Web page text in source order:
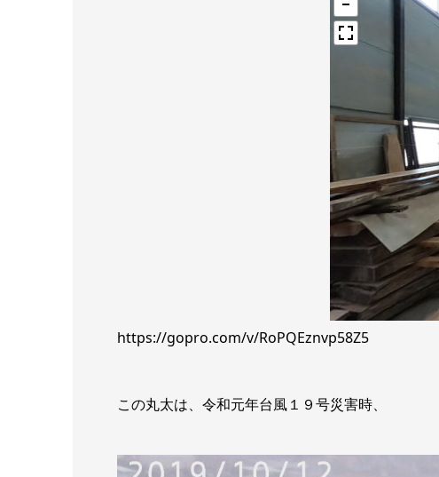
https://gopro.com/v/RoPQEznvp58Z5
この丸太は、令和元年台風１９号災害時、